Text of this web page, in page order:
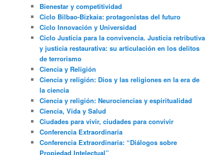
Bienestar y competitividad
Ciclo Bilbao-Bizkaia: protagonistas del futuro
Ciclo Innovación y Universidad
Ciclo Justicia para la convivencia. Justicia retributiva
y justicia restaurativa: su articulación en los delitos
de terrorismo
Ciencia y Religión
Ciencia y religión: Dios y las religiones en la era de
la ciencia
Ciencia y religión: Neurociencias y espiritualidad
Ciencia, Vida y Salud
Ciudades para vivir, ciudades para convivir
Conferencia Extraordinaria
Conferencia Extraordinaria: “Diálogos sobre
Propiedad Intelectual”